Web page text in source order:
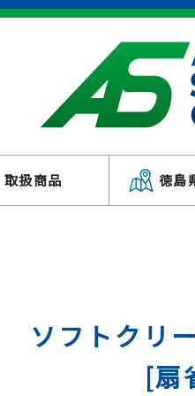
取扱商品 徳島
ソフトクリ
[扇